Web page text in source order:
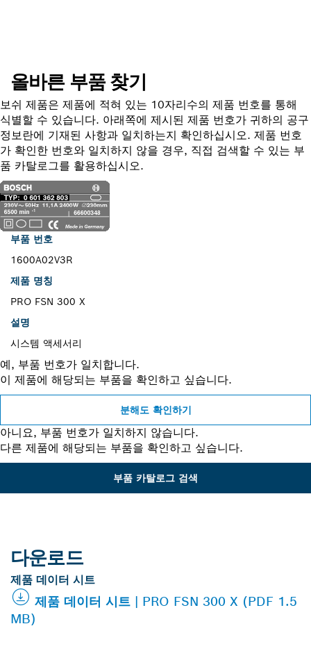
올바른 부품 찾기
보쉬 제품은 제품에 적혀 있는 10자리수의 제품 번호를 통해
식별할 수 있습니다. 아래쪽에 제시된 제품 번호가 귀하의 공구
정보란에 기재된 사항과 일치하는지 확인하십시오. 제품 번호
가 확인한 번호와 일치하지 않을 경우, 직접 검색할 수 있는 부
품 카탈로그를 활용하십시오.
부품 번호
1600A02V3R
제품 명칭
PRO FSN 300 X
설명
시스템 액세서리
예, 부품 번호가 일치합니다.
이 제품에 해당되는 부품을 확인하고 싶습니다.
분해도 확인하기
아니요, 부품 번호가 일치하지 않습니다.
다른 제품에 해당되는 부품을 확인하고 싶습니다.
부품 카탈로그 검색
다운로드
제품 데이터 시트
제품 데이터 시트 | PRO FSN 300 X (PDF 1.5
MB)